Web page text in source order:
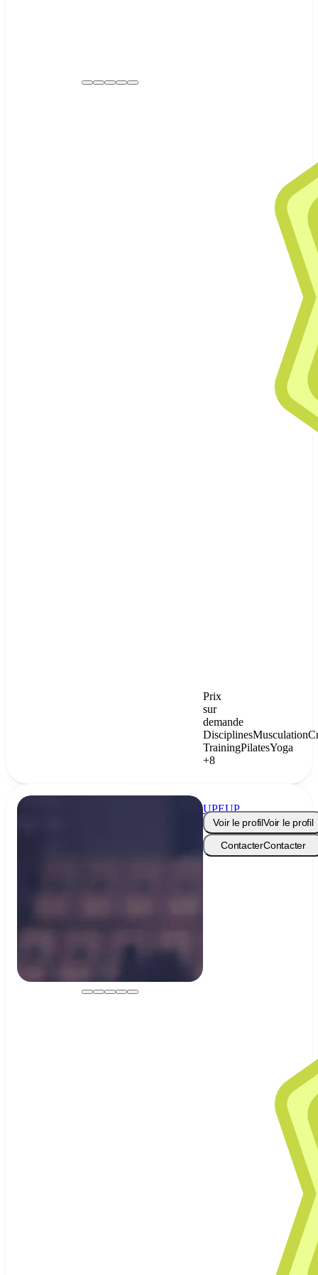
Prix
sur
demande
DisciplinesMusculation
TrainingPilatesYoga
+8
UPEUP
Voir le profilVoir le profil
ContacterContacter